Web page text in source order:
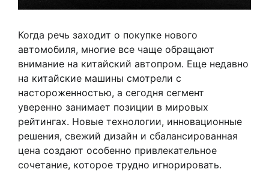
Когда речь заходит о покупке нового
автомобиля, многие все чаще обращают
внимание на китайский автопром. Еще недавно
на китайские машины смотрели с
настороженностью, а сегодня сегмент
уверенно занимает позиции в мировых
рейтингах. Новые технологии, инновационные
решения, свежий дизайн и сбалансированная
цена создают особенно привлекательное
сочетание, которое трудно игнорировать.